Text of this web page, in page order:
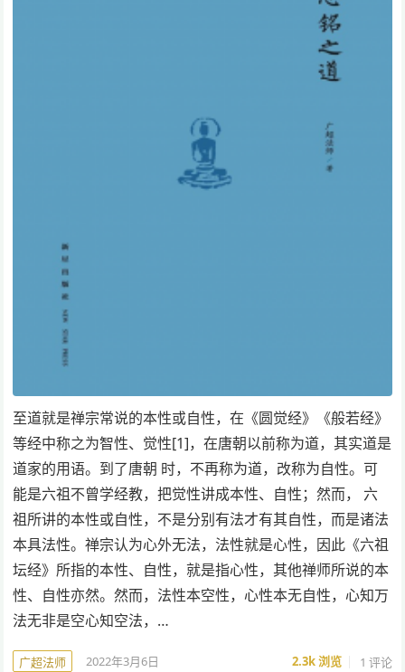
至道就是禅宗常说的本性或自性，在《圆觉经》《般若经》
等经中称之为智性、觉性[1]，在唐朝以前称为道，其实道是
道家的用语。到了唐朝 时，不再称为道，改称为自性。可
能是六祖不曾学经教，把觉性讲成本性、自性；然而， 六
祖所讲的本性或自性，不是分别有法才有其自性，而是诸法
本具法性。禅宗认为心外无法，法性就是心性，因此《六祖
坛经》所指的本性、自性，就是指心性，其他禅师所说的本
性、自性亦然。然而，法性本空性，心性本无自性，心知万
法无非是空心知空法，…
广超法师 2022年3月6日 2.3k浏览 1 评论